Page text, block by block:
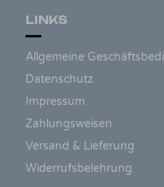
LINKS
Allgemeine
Datenschutz
Impressum
Zahlungsweisen
Versand & Lieferung
Widerrufsbelehrung